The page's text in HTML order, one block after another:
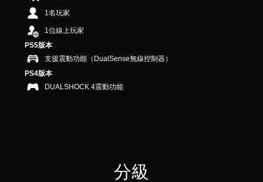
1名玩家
1位線上玩家
PS5版本
支援震動功能（DualSense無線控制器）
PS4版本
DUALSHOCK 4震動功能
分級